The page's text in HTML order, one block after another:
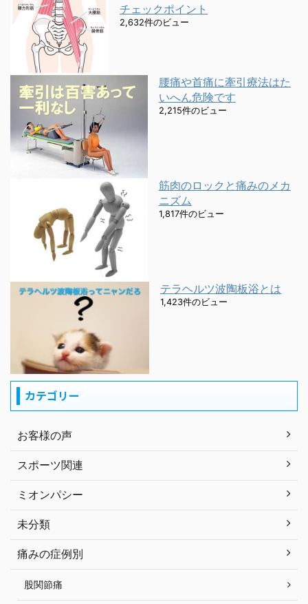
チェックポイント
2,632件のビュー
腰痛や首痛に牽引療法はた
いへん危険です
2,215件のビュー
筋肉のロックと痛みのメカ
ニズム
1,817件のビュー
テラヘルツ波陶板浴とは
1,423件のビュー
カテゴリー
お客様の声
スポーツ関連
ミオンパシー
未分類
痛みの症例別
股関節痛